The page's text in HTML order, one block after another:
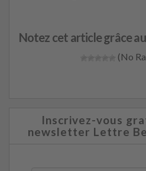
Notez cet article grâce
(No
Inscrivez-vous
newsletter Lettre